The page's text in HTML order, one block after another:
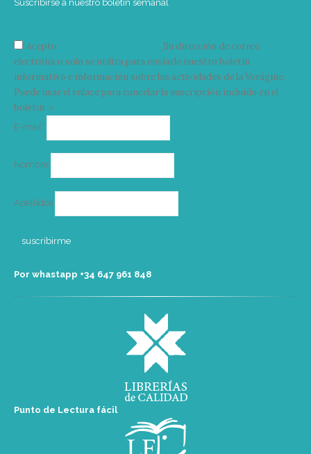
Suscribirse a nuestro boletín semanal
Acepto
Su dirección de correo
electrónico solo se utiliza para enviarle nuestro boletín
informativo e información sobre las actividades de la Vorágine.
Puede usar el enlace para cancelar la suscripción incluido en el
boletín. >
E-mail*
Nombre
Apellidos
Por whastapp +34 ‭647 961 848‬
Punto de Lectura fácil